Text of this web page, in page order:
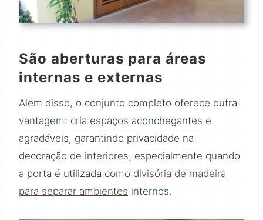
São aberturas para áreas
internas e externas
Além disso, o conjunto completo oferece outra
vantagem: cria espaços aconchegantes e
agradáveis, garantindo privacidade na
decoração de interiores, especialmente quando
a porta é utilizada como divisória de madeira
para separar ambientes internos.